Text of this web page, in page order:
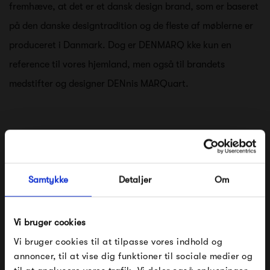
Samtykke Detaljer Om
Vi bruger cookies
Vi bruger cookies til at tilpasse vores indhold og
annoncer, til at vise dig funktioner til sociale medier og
fremhæve, at det er et dansk design brand, som er baseret
på den danske designtradition og de fleste af møblerne er
produceret i Danmark. Dog er DENMARQ kke kun en
reference til vores hjemland, men også til brandets
medstifter og designer DENnis MARQuart.
OX DENMARQ's håndlavede produkter vil kun blive
smukkkere med tiden og få naturlig patina.